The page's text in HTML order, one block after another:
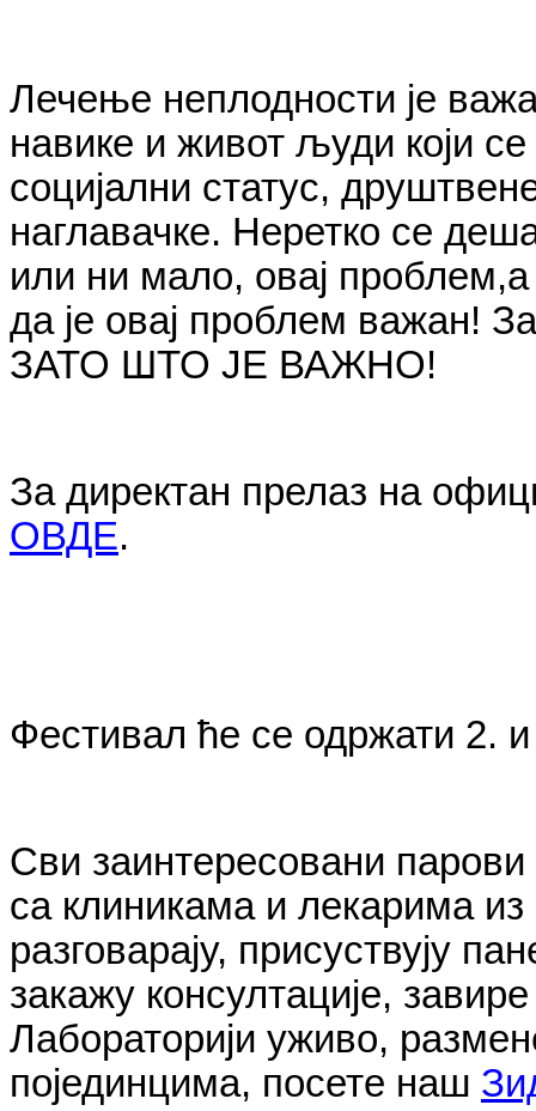
Лечење неплодности је
навике и живот људи који
социјални статус,
наглавачке. Неретко се
или ни мало, овај
да је овај проблем важан!
ЗАТО ШТО ЈЕ ВАЖНО!
За директан прелаз на
ОВДЕ.
Фестивал ће се одржати 2.
Сви заинтересовани парови
са клиникама и лекарима
разговарају, присуствују
закажу консултације,
Лабораторији уживо,
појединцима, посете наш